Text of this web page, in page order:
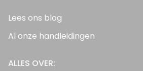
Lees ons blog
Al onze handleidingen
ALLES OVER: